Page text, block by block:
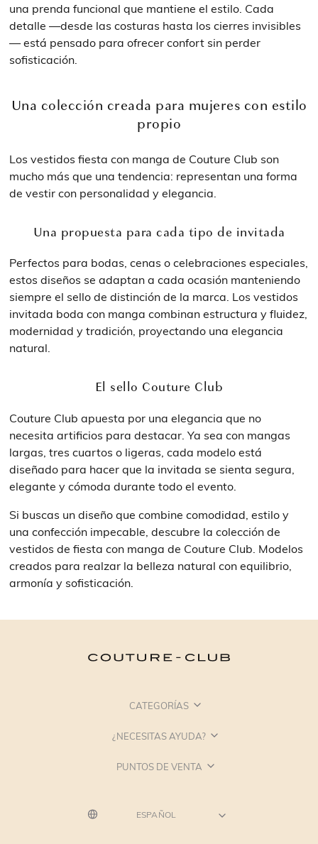
una prenda funcional que mantiene el estilo. Cada
detalle —desde las costuras hasta los cierres invisibles
— está pensado para ofrecer confort sin perder
sofisticación.
Una colección creada para mujeres con estilo
propio
Los vestidos fiesta con manga de Couture Club son
mucho más que una tendencia: representan una forma
de vestir con personalidad y elegancia.
Una propuesta para cada tipo de invitada
Perfectos para bodas, cenas o celebraciones especiales,
estos diseños se adaptan a cada ocasión manteniendo
siempre el sello de distinción de la marca. Los vestidos
invitada boda con manga combinan estructura y fluidez,
modernidad y tradición, proyectando una elegancia
natural.
El sello Couture Club
Couture Club apuesta por una elegancia que no
necesita artificios para destacar. Ya sea con mangas
largas, tres cuartos o ligeras, cada modelo está
diseñado para hacer que la invitada se sienta segura,
elegante y cómoda durante todo el evento.
Si buscas un diseño que combine comodidad, estilo y
una confección impecable, descubre la colección de
vestidos de fiesta con manga de Couture Club. Modelos
creados para realzar la belleza natural con equilibrio,
armonía y sofisticación.
CATEGORÍAS
¿NECESITAS AYUDA?
PUNTOS DE VENTA